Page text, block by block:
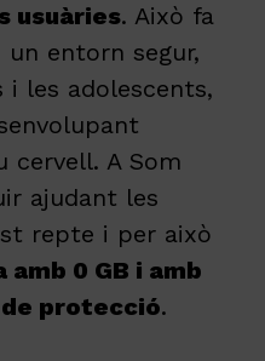
usuàries. Això fa
entorn segur,
les adolescents,
cervell. A Som
ajudant les
repte i per això
amb 0 GB i amb
protecció.